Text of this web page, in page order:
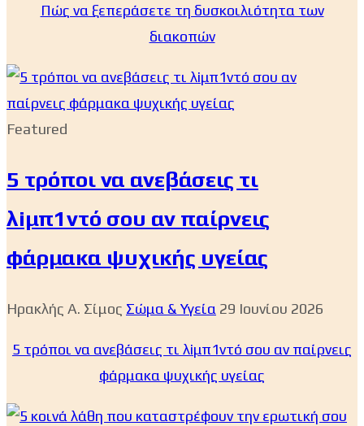
Πώς να ξεπεράσετε τη δυσκοιλιότητα των
διακοπών
Featured
5 τρόποι να ανεβάσεις τι
λiμπ1ντό σου αν παίρνεις
φάρμακα ψυχικής υγείας
Ηρακλής Α. Σίμος Σώμα & Υγεία 29 Ιουνίου 2026
5 τρόποι να ανεβάσεις τι λiμπ1ντό σου αν παίρνεις
φάρμακα ψυχικής υγείας